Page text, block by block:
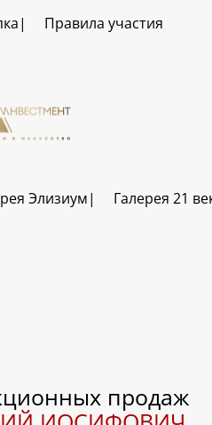
Правила участия
Элизиум Галерея 21
продаж